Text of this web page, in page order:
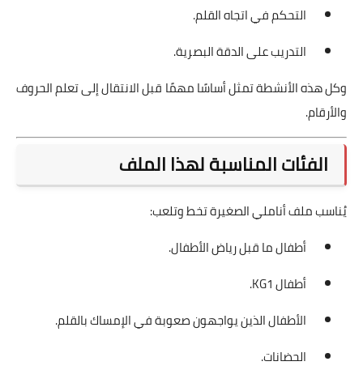
التحكم في اتجاه القلم.
التدريب على الدقة البصرية.
وكل هذه الأنشطة تمثل أساسًا مهمًا قبل الانتقال إلى تعلم الحروف
والأرقام.
الفئات المناسبة لهذا الملف
يُناسب ملف أناملي الصغيرة تخط وتلعب:
أطفال ما قبل رياض الأطفال.
أطفال KG1.
الأطفال الذين يواجهون صعوبة في الإمساك بالقلم.
الحضانات.